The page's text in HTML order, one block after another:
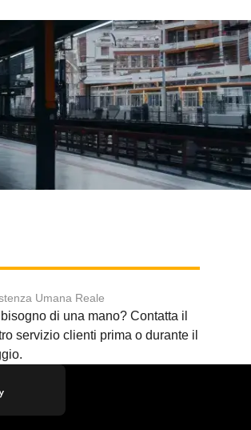
Umana Reale
di una mano? Contatta il
servizio clienti prima o durante il